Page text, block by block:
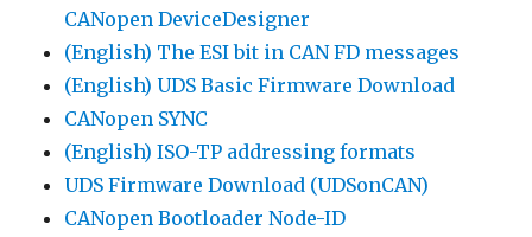
CANopen DeviceDesigner
(English) The ESI bit in CAN FD messages
(English) UDS Basic Firmware Download
CANopen SYNC
(English) ISO-TP addressing formats
UDS Firmware Download (UDSonCAN)
CANopen Bootloader Node-ID